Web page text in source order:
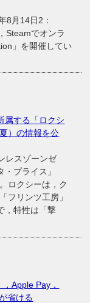
8月14日2：
Steamでオンラ
」を開催してい
属する「ロクシ
）の情報を公
レスゾーンゼ
プライス」
ロクシーは，ク
フリンツ工房」
，特性は「撃
Apple Pay，
省ける